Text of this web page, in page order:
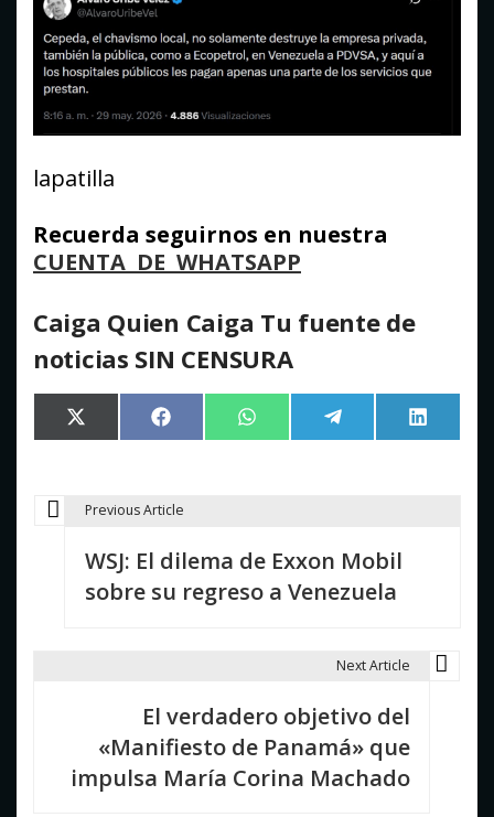
lapatilla
Recuerda seguirnos en nuestra
CUENTA DE WHATSAPP
Caiga Quien Caiga Tu fuente de
noticias SIN CENSURA
Compartir
en
X
(Twitter)
Compartir
en
Facebook Compartir
en
WhatsApp Compartir
en
Telegram
en
LinkedIn
N
Previous Article
WSJ: El dilema de Exxon Mobil
sobre su regreso a Venezuela
Next Article
El verdadero objetivo del
«Manifiesto de Panamá» que
impulsa María Corina Machado